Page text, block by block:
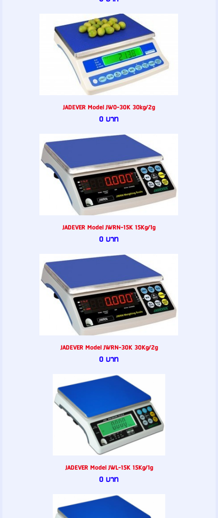
JADEVER Model JW0-30K 30kg/2g
0 บาท
JADEVER Model JWRN-15K 15Kg/1g
0 บาท
JADEVER Model JWRN-30K 30Kg/2g
0 บาท
JADEVER Model JWL-15K 15Kg/1g
0 บาท